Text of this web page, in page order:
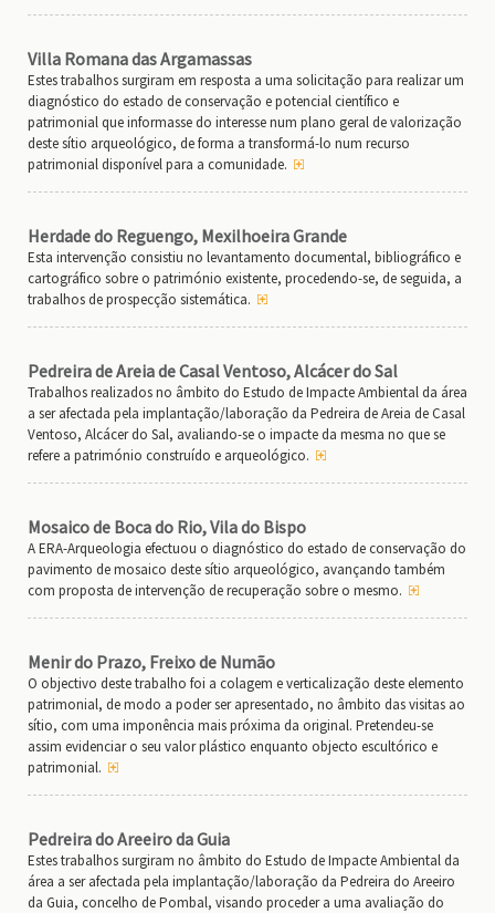
Villa Romana das Argamassas
Estes trabalhos surgiram em resposta a uma solicitação para realizar um
diagnóstico do estado de conservação e potencial científico e
patrimonial que informasse do interesse num plano geral de valorização
deste sítio arqueológico, de forma a transformá-lo num recurso
patrimonial disponível para a comunidade.
Herdade do Reguengo, Mexilhoeira Grande
Esta intervenção consistiu no levantamento documental, bibliográfico e
cartográfico sobre o património existente, procedendo-se, de seguida, a
trabalhos de prospecção sistemática.
Pedreira de Areia de Casal Ventoso, Alcácer do Sal
Trabalhos realizados no âmbito do Estudo de Impacte Ambiental da área
a ser afectada pela implantação/laboração da Pedreira de Areia de Casal
Ventoso, Alcácer do Sal, avaliando-se o impacte da mesma no que se
refere a património construído e arqueológico.
Mosaico de Boca do Rio, Vila do Bispo
A ERA-Arqueologia efectuou o diagnóstico do estado de conservação do
pavimento de mosaico deste sítio arqueológico, avançando também
com proposta de intervenção de recuperação sobre o mesmo.
Menir do Prazo, Freixo de Numão
O objectivo deste trabalho foi a colagem e verticalização deste elemento
patrimonial, de modo a poder ser apresentado, no âmbito das visitas ao
sítio, com uma imponência mais próxima da original. Pretendeu-se
assim evidenciar o seu valor plástico enquanto objecto escultórico e
patrimonial.
Pedreira do Areeiro da Guia
Estes trabalhos surgiram no âmbito do Estudo de Impacte Ambiental da
área a ser afectada pela implantação/laboração da Pedreira do Areeiro
da Guia, concelho de Pombal, visando proceder a uma avaliação do